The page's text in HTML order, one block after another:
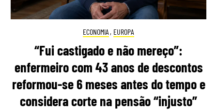
ECONOMIA , EUROPA
“Fui castigado e não mereço”:
enfermeiro com 43 anos de descontos
reformou-se 6 meses antes do tempo e
considera corte na pensão “injusto”